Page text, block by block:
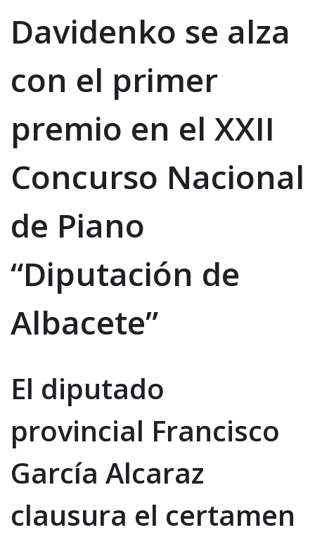
Davidenko se alza
con el primer
premio en el XXII
Concurso Nacional
de Piano
“Diputación de
Albacete”
El diputado
provincial Francisco
García Alcaraz
clausura el certamen